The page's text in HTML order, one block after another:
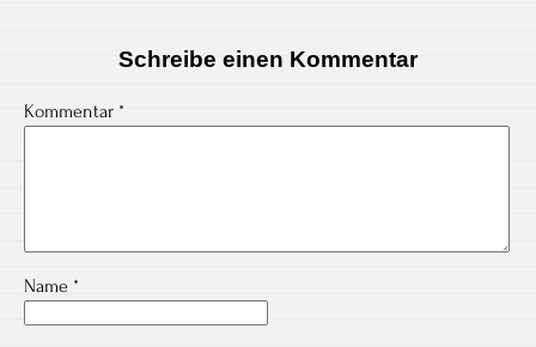
Schreibe einen Kommentar
Kommentar *
Name *